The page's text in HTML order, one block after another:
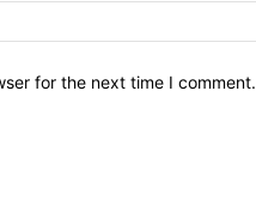
for the next time I comment.